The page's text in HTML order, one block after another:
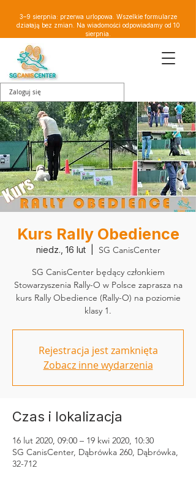
3–9 sierpnia: przerwa urlopowa. Wszelkie formularze
działają bez zmian. Na wiadomości odpowiadamy od 10
sierpnia.
Zaloguj się
Kurs Rally Obedience
niedz., 16 lut
  |
SG CanisCenter
SG CanisCenter będący członkiem
Stowarzyszenia Rally-O w Polsce zaprasza na
kurs Rally Obedience (Rally-O) na poziomie
klasy 1.
Rejestracja jest zamknięta
Zobacz inne wydarzenia
Czas i lokalizacja
16 lut 2020, 09:00 – 19 kwi 2020, 10:30
SG CanisCenter, Dąbrówka 260, Dąbrówka,
32-712